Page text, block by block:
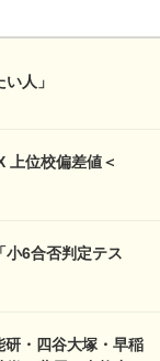
人」
上位校偏差値＜
小6合否判定テス
研・四谷大塚・早稲